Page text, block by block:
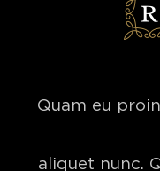
Quam eu
aliquet nunc.